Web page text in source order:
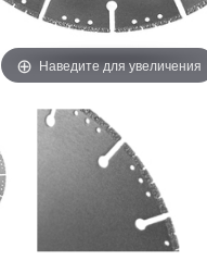
Наведите для увеличения